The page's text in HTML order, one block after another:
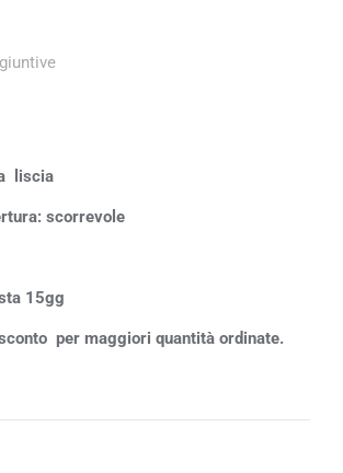
liscia
scorrevole
15gg
per maggiori quantità ordinate.